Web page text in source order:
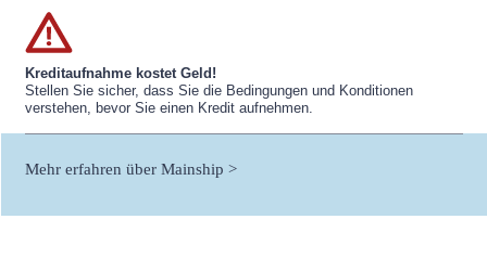
Kreditaufnahme kostet Geld!
Stellen Sie sicher, dass Sie die Bedingungen und Konditionen
verstehen, bevor Sie einen Kredit aufnehmen.
Mehr erfahren über Mainship >